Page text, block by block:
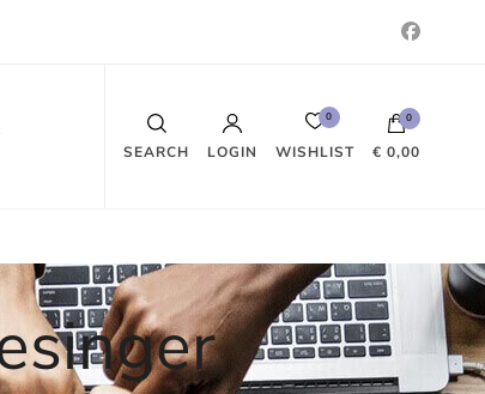
SEARCH LOGIN
0
WISHLIST
0
€ 0,00